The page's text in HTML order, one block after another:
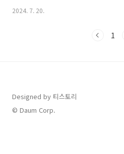
달러를 넘었습니다. KOSPI에 상장된 기업
성장의 중심에는 팀 쿡(Tim Cook) 대표
2024. 7. 20.
1
Designed by 티스토리
© Daum Corp.